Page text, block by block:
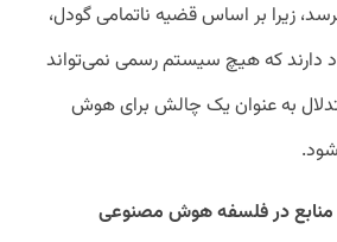
زیرا بر اساس قضیه ناتمامی گودل،
دارند که هیچ سیستم رسمی نمی‌تواند
به عنوان یک چالش برای هوش